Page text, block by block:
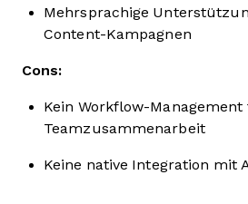
Mehrsprachige
Content-Kampagnen
Cons:
Kein Workflow-Management
Teamzusammenarbeit
Keine native Integration mit